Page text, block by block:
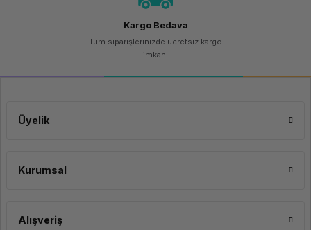
Kargo Bedava
Tüm siparişlerinizde ücretsiz kargo
imkanı
Üyelik
Kurumsal
Alışveriş